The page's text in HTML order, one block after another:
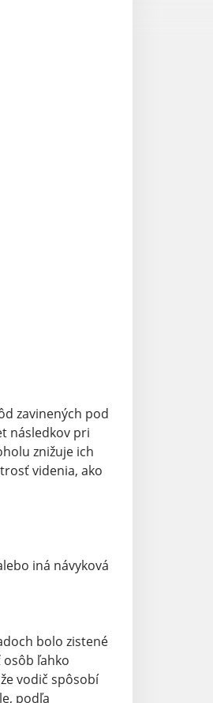
zavinených pod
následkov pri
znižuje ich
videnia, ako
iná návyková
bolo zistené
ľahko
vodič spôsobí
podľa